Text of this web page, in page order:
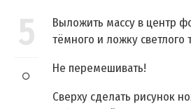
5
Выложить массу в центр
тёмного и ложку светлого
Не перемешивать!
Сверху сделать рисунок